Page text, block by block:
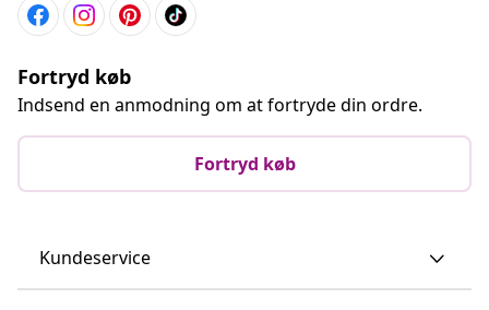
Fortryd køb
Indsend en anmodning om at fortryde din ordre.
Fortryd køb
Kundeservice